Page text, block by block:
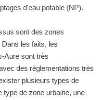
d'eau potable (NP).
sont des zones
les faits, les
Aure sont très
des règlementations très
plusieurs types de
type de zone urbaine, une